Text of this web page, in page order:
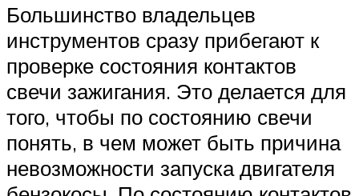
Большинство владельцев
инструментов сразу прибегают к
проверке состояния контактов
свечи зажигания. Это делается для
того, чтобы по состоянию свечи
понять, в чем может быть причина
невозможности запуска двигателя